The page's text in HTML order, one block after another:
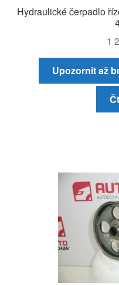
Hydraulické čerpadlo
1
Upozornit až